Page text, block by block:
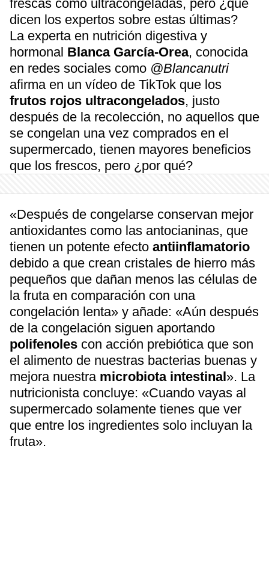
frescas como ultracongeladas, pero ¿qué
dicen los expertos sobre estas últimas?
La experta en nutrición digestiva y
hormonal Blanca García-Orea, conocida
en redes sociales como @Blancanutri
afirma en un vídeo de TikTok que los
frutos rojos ultracongelados, justo
después de la recolección, no aquellos que
se congelan una vez comprados en el
supermercado, tienen mayores beneficios
que los frescos, pero ¿por qué?
«Después de congelarse conservan mejor
antioxidantes como las antocianinas, que
tienen un potente efecto antiinflamatorio
debido a que crean cristales de hierro más
pequeños que dañan menos las células de
la fruta en comparación con una
congelación lenta» y añade: «Aún después
de la congelación siguen aportando
polifenoles con acción prebiótica que son
el alimento de nuestras bacterias buenas y
mejora nuestra microbiota intestinal». La
nutricionista concluye: «Cuando vayas al
supermercado solamente tienes que ver
que entre los ingredientes solo incluyan la
fruta».